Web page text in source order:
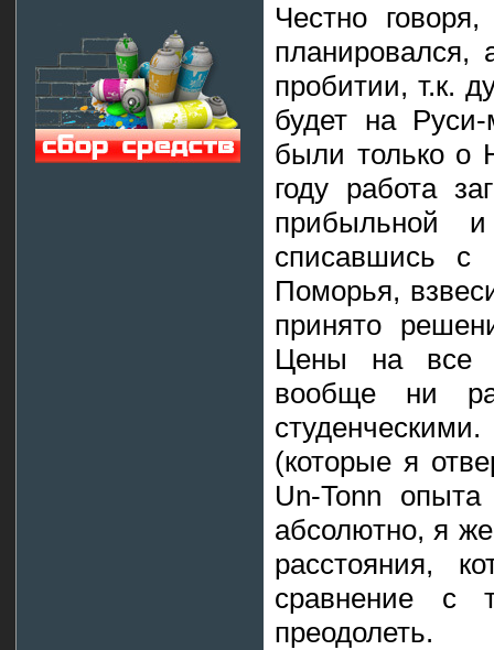
Честно
пробитии, т.к.
будет на
были только о
году работа
прибыльной и
списавшись с
Поморья,
принято
Цены на все
вообще ни
(которые я
Un-Tonn опыта
абсолютно, я
расстояния,
сравнение с
преодолеть.